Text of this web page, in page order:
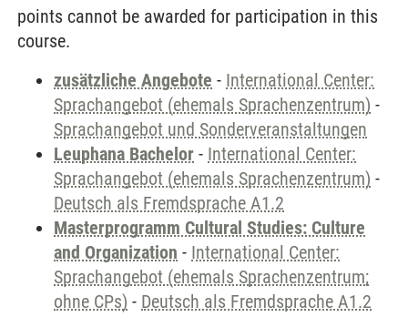
points cannot be awarded for participation in this
course.
zusätzliche Angebote - International Center:
Sprachangebot (ehemals Sprachenzentrum) -
Sprachangebot und Sonderveranstaltungen
Leuphana Bachelor - International Center:
Sprachangebot (ehemals Sprachenzentrum) -
Deutsch als Fremdsprache A1.2
Masterprogramm Cultural Studies: Culture
and Organization - International Center:
Sprachangebot (ehemals Sprachenzentrum;
ohne CPs) - Deutsch als Fremdsprache A1.2